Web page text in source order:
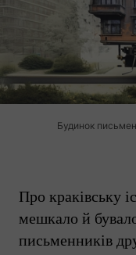
Будинок
Про краківську
мешкало й
письменників